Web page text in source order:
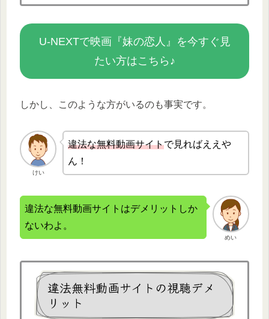
U-NEXTで映画『妹の恋人』を今すぐ見
たい方はこちら♪
しかし、このような方がいるのも事実です。
けい
違法な無料動画サイトで見ればええや
ん！
めい
違法な無料動画サイトはデメリットしか
ないわよ。
違法無料動画サイトの視聴デメ
リット